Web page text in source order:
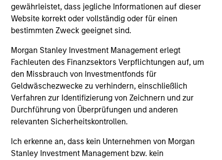
gewährleistet, dass jegliche Informationen auf dieser
Website korrekt oder vollständig oder für einen
bestimmten Zweck geeignet sind.
Morgan Stanley Investment Management erlegt
Fachleuten des Finanzsektors Verpflichtungen auf, um
den Missbrauch von Investmentfonds für
Geldwäschezwecke zu verhindern, einschließlich
Verfahren zur Identifizierung von Zeichnern und zur
Durchführung von Überprüfungen und anderen
relevanten Sicherheitskontrollen.
Ich erkenne an, dass kein Unternehmen von Morgan
Stanley Investment Management bzw. kein
und der Rücknahme von Anteilen anfallen, werden nicht
berücksichtigt. Alle Performance- und Index-Daten
stammen von Morgan Stanley Investment Management
Limited („MSIM Ltd.”).
Der Wert der Anlagen und der mit ihnen erzielten Erträge
können sowohl steigen als auch fallen. Es ist daher
möglich, dass Anleger das ursprünglich investierte Kapital
nicht in voller Höhe zurückerhalten.
Die Performance versteht sich nach Abzug der Gebühren.
Die Angaben zur Performance des laufenden Jahres sind
nicht annualisiert. Die Performance von anderen
Anteilsklassen (sofern angeboten) kann abweichen. Setzen
sowie den Kosten und Gebühren des Fonds auseinander,
bevor Sie eine Anlageentscheidung treffen.